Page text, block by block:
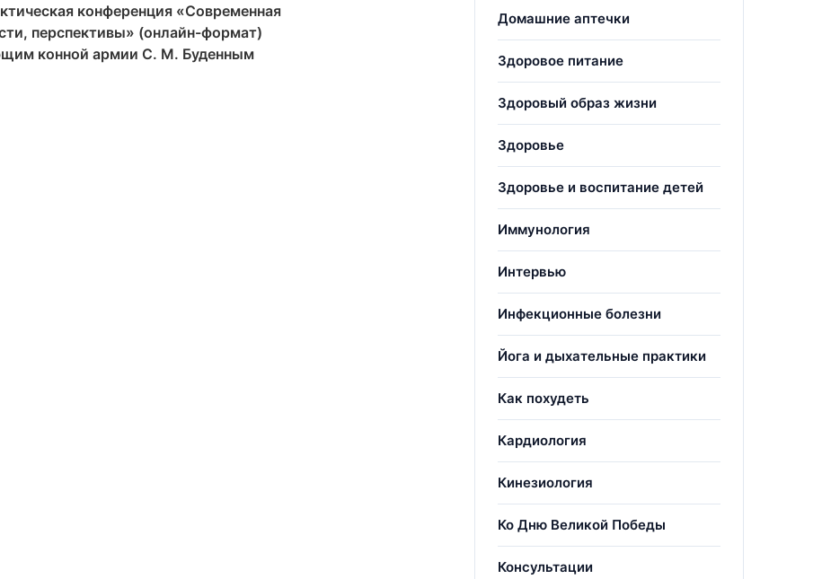
конференция «Современная
перспективы» (онлайн-формат)
конной армии С. М. Буденным
Домашние аптечки
Здоровое питание
Здоровый образ жизни
Здоровье
Здоровье и воспитание детей
Иммунология
Интервью
Инфекционные болезни
Йога и дыхательные практики
Как похудеть
Кардиология
Кинезиология
Ко Дню Великой Победы
Консультации